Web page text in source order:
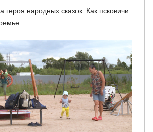
героя народных сказок. Как псковичи